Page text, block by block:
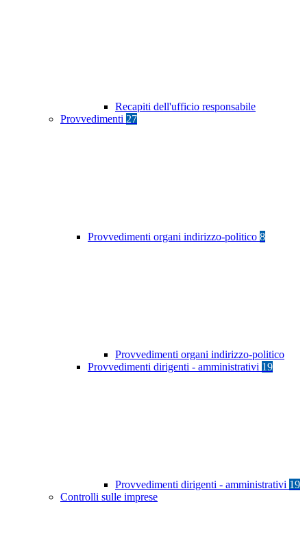
Recapiti dell'ufficio responsabile
Provvedimenti 27
Provvedimenti organi indirizzo-politico 8
Provvedimenti organi indirizzo-politico
Provvedimenti dirigenti - amministrativi 19
Provvedimenti dirigenti - amministrativi 19
Controlli sulle imprese